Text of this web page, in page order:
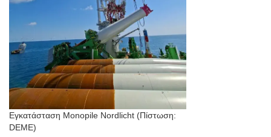
Εγκατάσταση Monopile Nordlicht (Πίστωση:
DEME)